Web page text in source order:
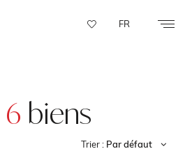
FR
6 biens
Trier : Par défaut